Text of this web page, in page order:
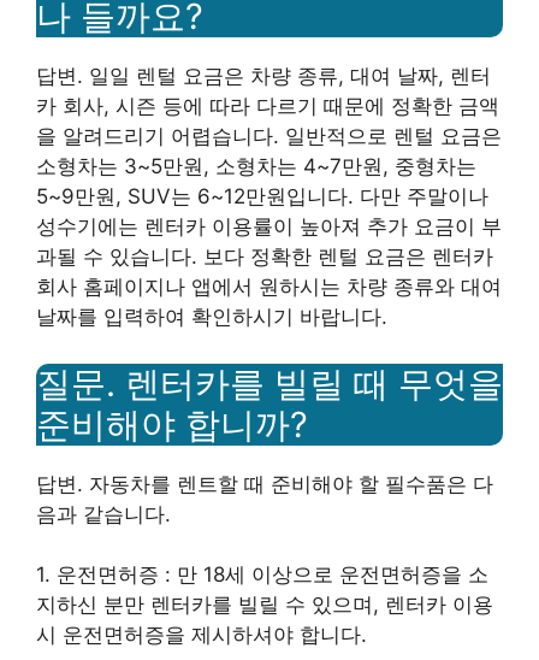
나 들까요?
답변. 일일 렌털 요금은 차량 종류, 대여 날짜, 렌터
카 회사, 시즌 등에 따라 다르기 때문에 정확한 금액
을 알려드리기 어렵습니다. 일반적으로 렌털 요금은
소형차는 3~5만원, 소형차는 4~7만원, 중형차는
5~9만원, SUV는 6~12만원입니다. 다만 주말이나
성수기에는 렌터카 이용률이 높아져 추가 요금이 부
과될 수 있습니다. 보다 정확한 렌털 요금은 렌터카
회사 홈페이지나 앱에서 원하시는 차량 종류와 대여
날짜를 입력하여 확인하시기 바랍니다.
질문. 렌터카를 빌릴 때 무엇을
준비해야 합니까?
답변. 자동차를 렌트할 때 준비해야 할 필수품은 다
음과 같습니다.
1. 운전면허증 : 만 18세 이상으로 운전면허증을 소
지하신 분만 렌터카를 빌릴 수 있으며, 렌터카 이용
시 운전면허증을 제시하셔야 합니다.